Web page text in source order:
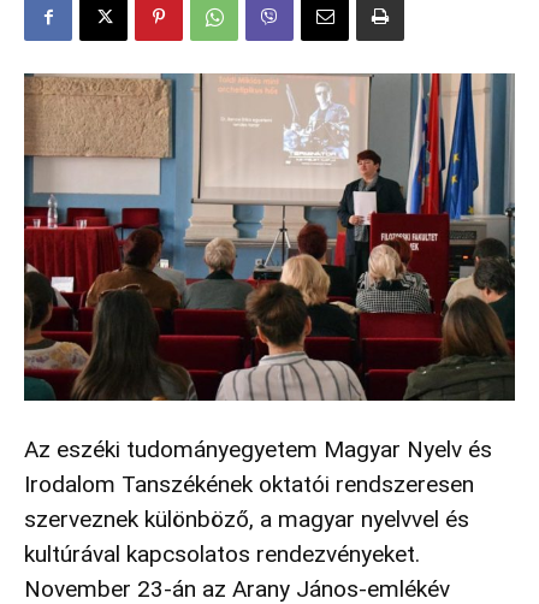
Az eszéki tudományegyetem Magyar Nyelv és
Irodalom Tanszékének oktatói rendszeresen
szerveznek különböző, a magyar nyelvvel és
kultúrával kapcsolatos rendezvényeket.
November 23-án az Arany János-emlékév